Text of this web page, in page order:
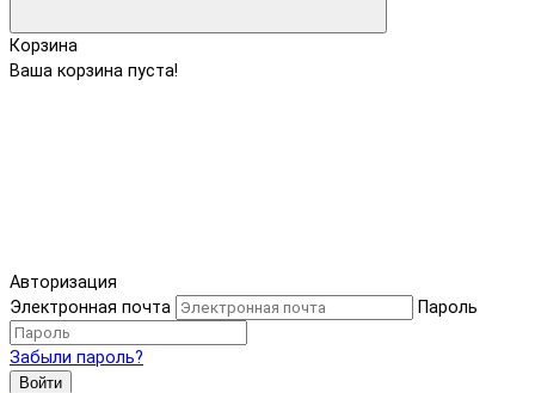
Корзина
Ваша корзина пуста!
Авторизация
Электронная почта
Пароль
Забыли пароль?
Войти